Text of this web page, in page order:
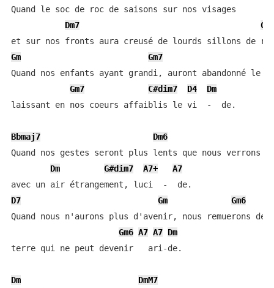
Quand le soc de roc de saisons sur nos visages
Dm7
Gm
Gm Gm7
Quand nos enfants ayant grandi, auront abandonné le
Gm7
C#dim7 D4
Dm
laissant en nos coeurs affaiblis le vi  -  de.
Bbmaj7
Dm6
Quand nos gestes seront plus lents que nous verrons
Dm
G#dim7 A7+
A7
D7
Gm
Gm6
Quand nous n'aurons plus d'avenir, nous remuerons
Gm6 A7 A7 Dm
terre qui ne peut devenir   ari-de.
Dm
DmM7